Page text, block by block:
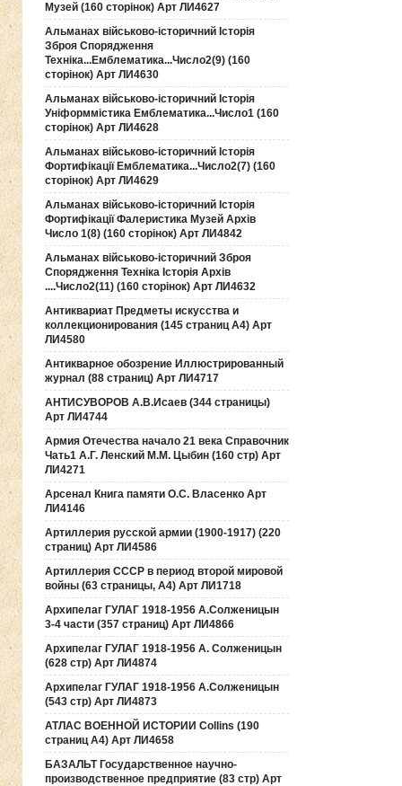
Музей (160 сторінок) Арт ЛИ4627
Альманах військово-історичний Історія
Зброя Спорядження
Техніка...Емблематика...Число2(9) (160
сторінок) Арт ЛИ4630
Альманах військово-історичний Історія
Уніформмістика Емблематика...Число1 (160
сторінок) Арт ЛИ4628
Альманах військово-історичний Історія
Фортифікації Емблематика...Число2(7) (160
сторінок) Арт ЛИ4629
Альманах військово-історичний Історія
Фортифікації Фалеристика Музей Архів
Число 1(8) (160 сторінок) Арт ЛИ4842
Альманах військово-історичний Зброя
Спорядження Техніка Історія Архів
....Число2(11) (160 сторінок) Арт ЛИ4632
Антиквариат Предметы искусства и
коллекционирования (145 страниц А4) Арт
ЛИ4580
Антикварное обозрение Иллюстрированный
журнал (88 страниц) Арт ЛИ4717
АНТИСУВОРОВ А.В.Исаев (344 страницы)
Арт ЛИ4744
Армия Отечества начало 21 века Справочник
Чать1 А.Г. Ленский М.М. Цыбин (160 стр) Арт
ЛИ4271
Арсенал Книга памяти О.С. Власенко Арт
ЛИ4146
Артиллерия русской армии (1900-1917) (220
страниц) Арт ЛИ4586
Артиллерия СССР в период второй мировой
войны (63 страницы, А4) Арт ЛИ1718
Архипелаг ГУЛАГ 1918-1956 А.Солженицын
3-4 части (357 страниц) Арт ЛИ4866
Архипелаг ГУЛАГ 1918-1956 А. Солженицын
(628 стр) Арт ЛИ4874
Архипелаг ГУЛАГ 1918-1956 А.Солженицын
(543 стр) Арт ЛИ4873
АТЛАС ВОЕННОЙ ИСТОРИИ Collins (190
страниц А4) Арт ЛИ4658
БАЗАЛЬТ Государственное научно-
производственное предприятие (83 стр) Арт